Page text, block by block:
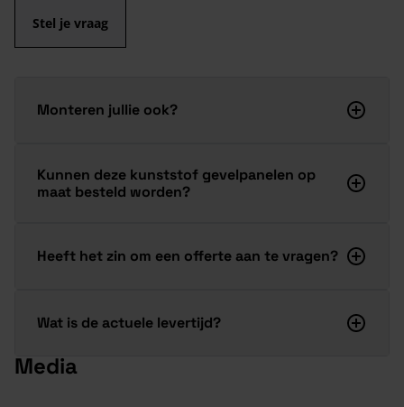
Stel je vraag
Monteren jullie ook?
Kunnen deze kunststof gevelpanelen op
maat besteld worden?
Heeft het zin om een offerte aan te vragen?
Wat is de actuele levertijd?
Media